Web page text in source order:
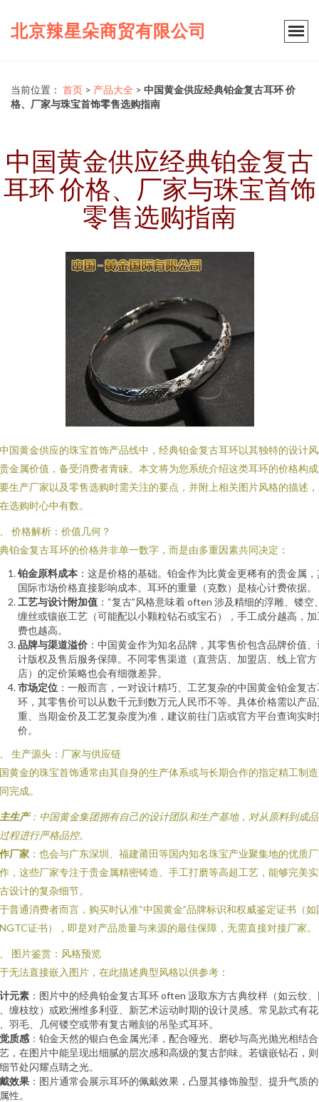
北京辣星朵商贸有限公司
当前位置： 首页 > 产品大全 > 中国黄金供应经典铂金复古耳环 价
格、厂家与珠宝首饰零售选购指南
中国黄金供应经典铂金复古
耳环 价格、厂家与珠宝首饰
零售选购指南
国黄金供应的珠宝首饰产品线中，经典铂金复古耳环以其独特的设计
金属价值，备受消费者青睐。本文将为您系统介绍这类耳环的价格构
生产厂家以及零售选购时需关注的要点，并附上相关图片风格的描述
选购时心中有数。
价格解析：价值几何？
铂金复古耳环的价格并非单一数字，而是由多重因素共同决定：
铂金原料成本 ：这是价格的基础。铂金作为比黄金更稀有的贵金属，
国际市场价格直接影响成本。耳环的重量（克数）是核心计费依据。
工艺与设计附加值 ：“复古”风格意味着 often 涉及精细的浮雕、镂空
缠丝或镶嵌工艺（可能配以小颗粒钻石或宝石），手工成分越高，加
费也越高。
品牌与渠道溢价 ：中国黄金作为知名品牌，其零售价包含品牌价值、
计版权及售后服务保障。不同零售渠道（直营店、加盟店、线上官方
店）的定价策略也会有细微差异。
市场定位 ：一般而言，一对设计精巧、工艺复杂的中国黄金铂金复古
环，其零售价可以从数千元到数万元人民币不等。具体价格需以产品
重、当期金价及工艺复杂度为准，建议前往门店或官方平台查询实时
价。
生产源头：厂家与供应链
黄金的珠宝首饰通常由其自身的生产体系或与长期合作的指定精工制
完成。
生产：中国黄金集团拥有自己的设计团队和生产基地，对从原料到成
程进行严格品控。
厂家 ：也会与广东深圳、福建莆田等国内知名珠宝产业聚集地的优质
，这些厂家专注于贵金属精密铸造、手工打磨等高超工艺，能够完美
设计的复杂细节。
普通消费者而言，购买时认准“中国黄金”品牌标识和权威鉴定证书（如
证书），即是对产品质量与来源的最佳保障，无需直接对接厂家。
图片鉴赏：风格预览
无法直接嵌入图片，在此描述典型风格以供参考：
元素 ：图片中的经典铂金复古耳环 often 汲取东方古典纹样（如云纹
缠枝纹）或欧洲维多利亚、新艺术运动时期的设计灵感。常见款式有花
羽毛、几何镂空或带有复古雕刻的吊坠式耳环。
质感 ：铂金天然的银白色金属光泽，配合哑光、磨砂与高光抛光相结
，在图片中能呈现出细腻的层次感和高级的复古韵味。若镶嵌钻石，
节处闪耀点睛之光。
效果 ：图片通常会展示耳环的佩戴效果，凸显其修饰脸型、提升气质
性。